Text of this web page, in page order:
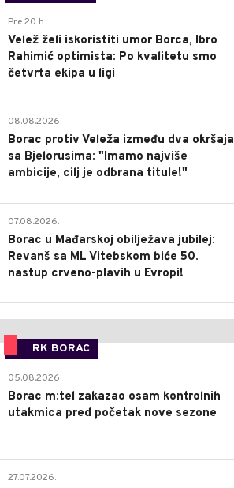
Pre 20 h
Velež želi iskoristiti umor Borca, Ibro
Rahimić optimista: Po kvalitetu smo
četvrta ekipa u ligi
08.08.2026.
Borac protiv Veleža između dva okršaja
sa Bjelorusima: "Imamo najviše
ambicije, cilj je odbrana titule!"
07.08.2026.
Borac u Mađarskoj obilježava jubilej:
Revanš sa ML Vitebskom biće 50.
nastup crveno-plavih u Evropi!
RK BORAC
05.08.2026.
Borac m:tel zakazao osam kontrolnih
utakmica pred početak nove sezone
27.07.2026.